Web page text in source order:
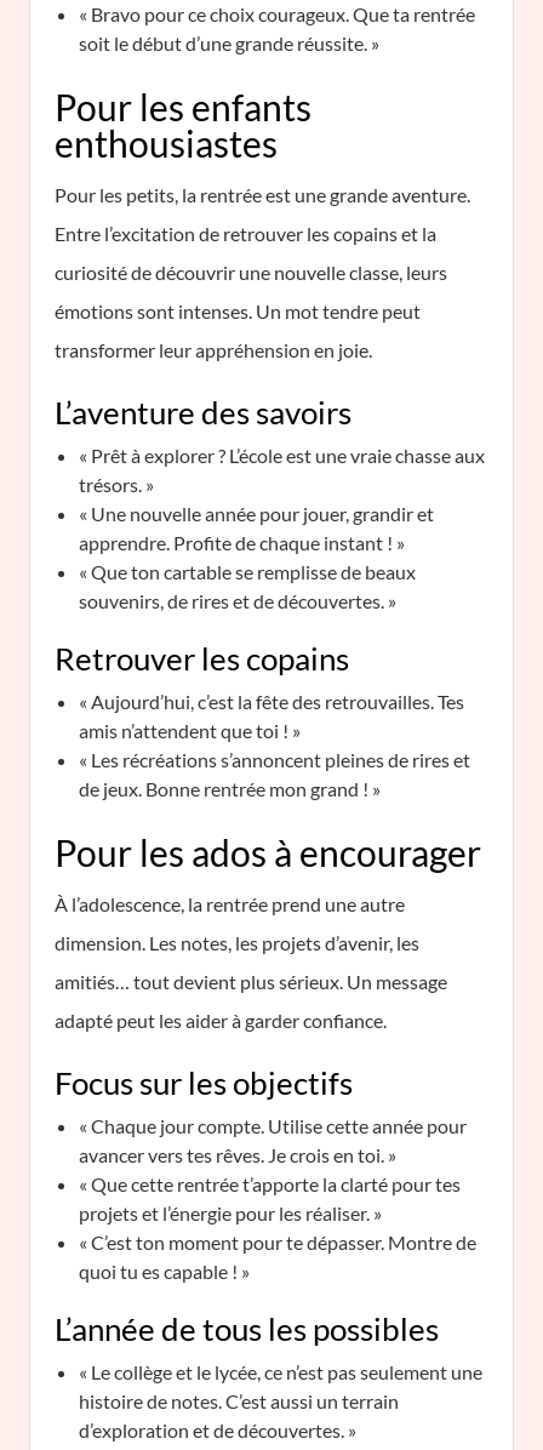
« Bravo pour ce choix courageux. Que ta rentrée
soit le début d’une grande réussite. »
Pour les enfants
enthousiastes
Pour les petits, la rentrée est une grande aventure.
Entre l’excitation de retrouver les copains et la
curiosité de découvrir une nouvelle classe, leurs
émotions sont intenses. Un mot tendre peut
transformer leur appréhension en joie.
L’aventure des savoirs
« Prêt à explorer ? L’école est une vraie chasse aux
trésors. »
« Une nouvelle année pour jouer, grandir et
apprendre. Profite de chaque instant ! »
« Que ton cartable se remplisse de beaux
souvenirs, de rires et de découvertes. »
Retrouver les copains
« Aujourd’hui, c’est la fête des retrouvailles. Tes
amis n’attendent que toi ! »
« Les récréations s’annoncent pleines de rires et
de jeux. Bonne rentrée mon grand ! »
Pour les ados à encourager
À l’adolescence, la rentrée prend une autre
dimension. Les notes, les projets d’avenir, les
amitiés… tout devient plus sérieux. Un message
adapté peut les aider à garder confiance.
Focus sur les objectifs
« Chaque jour compte. Utilise cette année pour
avancer vers tes rêves. Je crois en toi. »
« Que cette rentrée t’apporte la clarté pour tes
projets et l’énergie pour les réaliser. »
« C’est ton moment pour te dépasser. Montre de
quoi tu es capable ! »
L’année de tous les possibles
« Le collège et le lycée, ce n’est pas seulement une
histoire de notes. C’est aussi un terrain
d’exploration et de découvertes. »